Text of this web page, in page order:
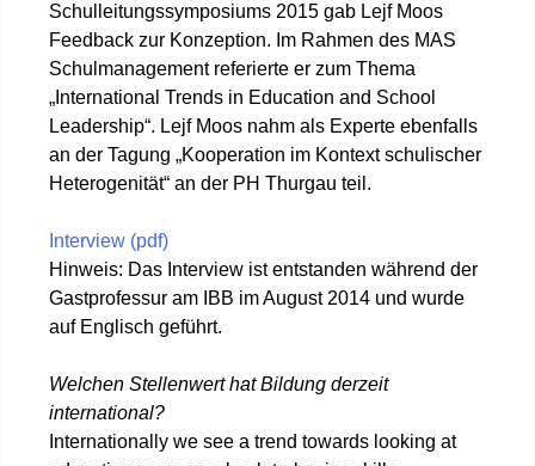
Schulleitungssymposiums 2015 gab Lejf Moos
Feedback zur Konzeption. Im Rahmen des MAS
Schulmanagement referierte er zum Thema
„International Trends in Education and School
Leadership“. Lejf Moos nahm als Experte ebenfalls
an der Tagung „Kooperation im Kontext schulischer
Heterogenität“ an der PH Thurgau teil.
Interview (pdf)
Hinweis: Das Interview ist entstanden während der
Gastprofessur am IBB im August 2014 und wurde
auf Englisch geführt.
Welchen Stellenwert hat Bildung derzeit
international?
Internationally we see a trend towards looking at